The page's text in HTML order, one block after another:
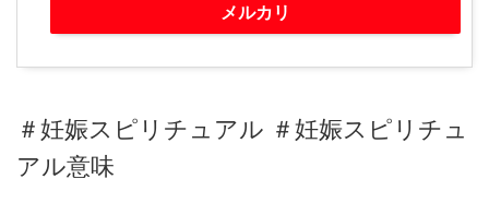
メルカリ
＃妊娠スピリチュアル ＃妊娠スピリチュ
アル意味